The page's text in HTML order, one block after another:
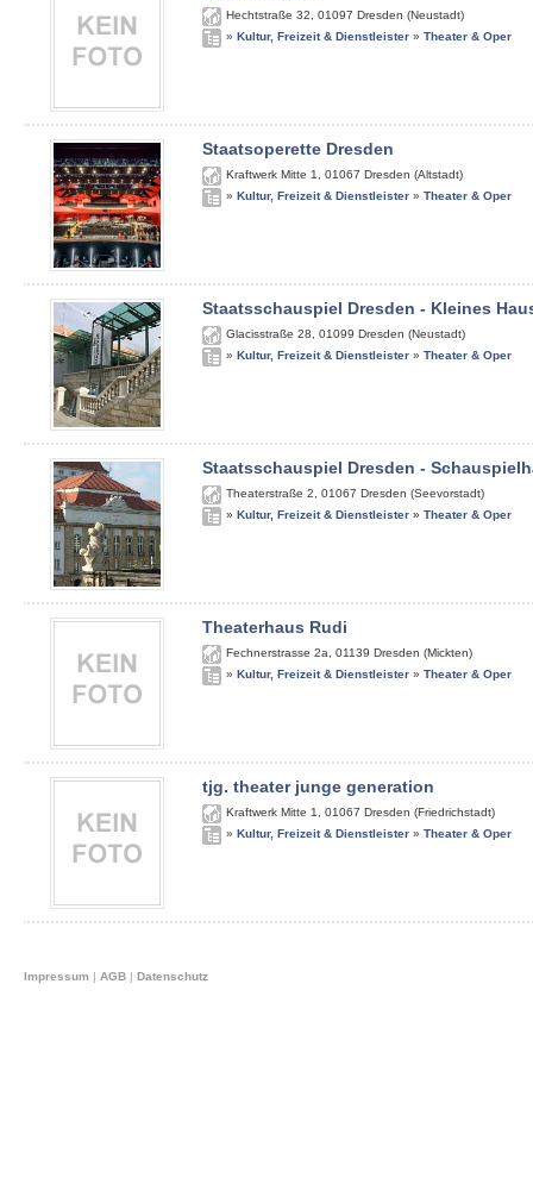
Hechtstraße 32 01097 Dresden (Neustadt)
» Kultur, Freizeit & Dienstleister » Theater & Oper
Staatsoperette Dresden
Kraftwerk Mitte 1 01067 Dresden (Altstadt)
» Kultur, Freizeit & Dienstleister » Theater & Oper
Staatsschauspiel Dresden - Kleines
Glacisstraße 28 01099 Dresden (Neustadt)
» Kultur, Freizeit & Dienstleister » Theater & Oper
Staatsschauspiel Dresden -
Theaterstraße 2 01067 Dresden (Seevorstadt)
» Kultur, Freizeit & Dienstleister » Theater & Oper
Theaterhaus Rudi
Fechnerstrasse 2a 01139 Dresden (Mickten)
» Kultur, Freizeit & Dienstleister » Theater & Oper
tjg. theater junge generation
Kraftwerk Mitte 1 01067 Dresden (Friedrichstadt)
» Kultur, Freizeit & Dienstleister » Theater & Oper
Impressum | AGB | Datenschutz